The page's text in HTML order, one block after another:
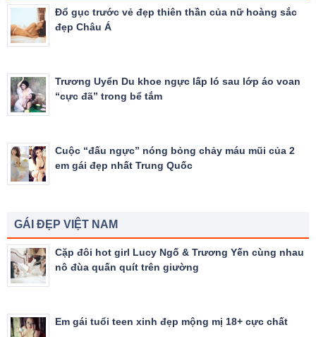
Đổ gục trước vẻ đẹp thiên thần của nữ hoàng sắc
đẹp Châu Á
Trương Uyển Du khoe ngực lấp ló sau lớp áo voan
“cực đã” trong bể tắm
Cuộc “đấu ngực” nóng bỏng chảy máu mũi của 2
em gái đẹp nhất Trung Quốc
GÁI ĐẸP VIỆT NAM
Cặp đôi hot girl Lucy Ngố & Trương Yến cùng nhau
nô đùa quấn quít trên giường
Em gái tuổi teen xinh đẹp mộng mị 18+ cực chất